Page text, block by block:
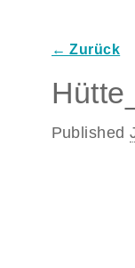
← Zurück
Published